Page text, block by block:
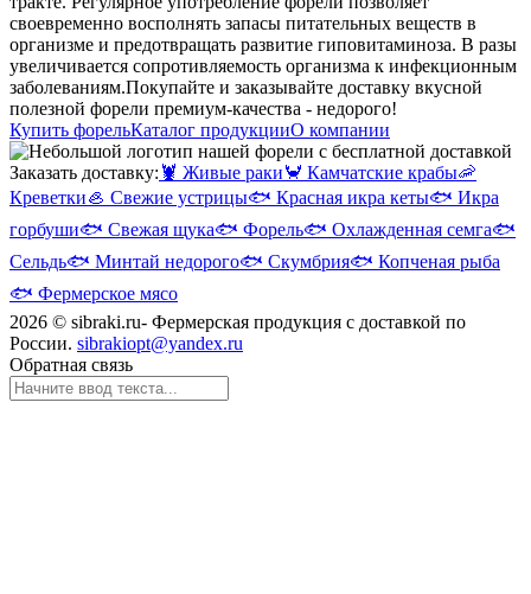
своевременно восполнять запасы питательных веществ в
организме и предотвращать развитие гиповитаминоза. В разы
увеличивается сопротивляемость организма к инфекционным
заболеваниям.Покупайте и заказывайте доставку вкусной
полезной форели премиум-качества - недорого!
Купить форельКаталог продукцииО компании
Заказать доставку: 🦞 Живые раки🦀 Камчатские крабы🦐
Креветки🦪 Свежие устрицы🐟 Красная икра кеты🐟 Икра
горбуши🐟 Свежая щука🐟 Форель🐟 Охлажденная семга🐟
Сельдь🐟 Минтай недорого🐟 Скумбрия🐟 Копченая рыба
🐟 Фермерское мясо
2026 © sibraki.ru- Фермерская продукция с доставкой по
России. sibrakiopt@yandex.ru
Обратная связь